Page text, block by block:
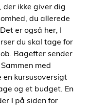
der ikke giver dig
du allerede
er også her, I
du skal tage for
Bagefter sender
med
en kursusoversigt
og et budget. En
I på siden for